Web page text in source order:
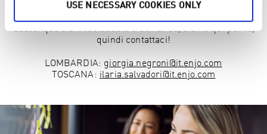
USE NECESSARY COOKIES ONLY
Vai alle Domande Frequenti
Qualunque sia il tuo dubbio o domanda, siamo qui per te,
quindi contattaci!
LOMBARDIA: giorgia.negroni@it.enjo.com
TOSCANA: ilaria.salvadori@it.enjo.com